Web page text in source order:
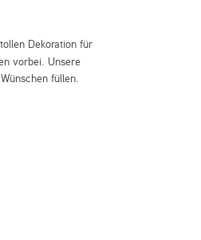
Dekoration für
vorbei. Unsere
füllen.